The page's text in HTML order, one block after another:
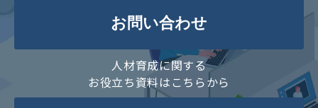
お問い合わせ
人材育成に関する
お役立ち資料はこちらから